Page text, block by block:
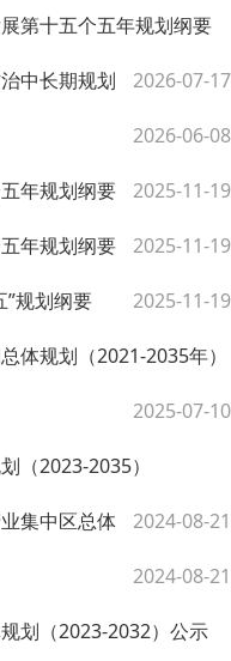
第十五个五年规划纲要
2026-07-17
中长期规划
2026-06-08
年规划纲要 2025-11-19
年规划纲要 2025-11-19
”规划纲要 2025-11-19
体规划（2021-2035年）
2025-07-10
（2023-2035）
2024-08-21
集中区总体
2024-08-21
划（2023-2032）公示